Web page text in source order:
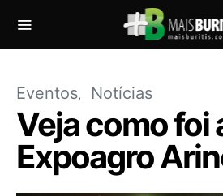
Eventos Notícias
Veja como foi
Expoagro